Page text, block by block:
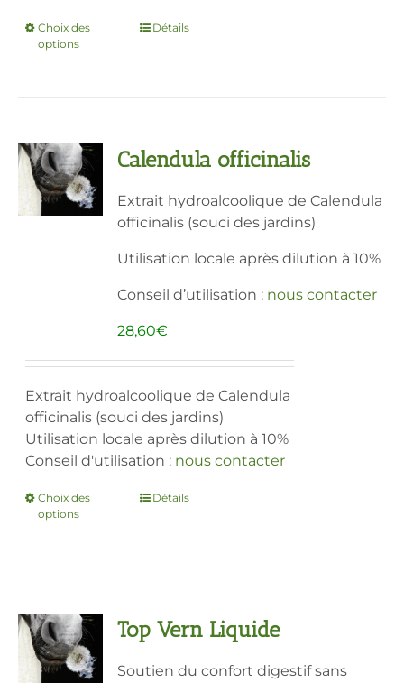
Choix des
options
Ce
options
être
choisies
la
page
produit
Détails
Calendula officinalis
Extrait hydroalcoolique de Calendula
officinalis (souci des jardins)
Utilisation locale après dilution à 10%
Conseil d’utilisation : nous contacter
28,60€
Extrait hydroalcoolique de Calendula
officinalis (souci des jardins)
Utilisation locale après dilution à 10%
Conseil d'utilisation : nous contacter
Choix des
options
Ce
options
être
Détails
Top Vern Liquide
Soutien du confort digestif sans